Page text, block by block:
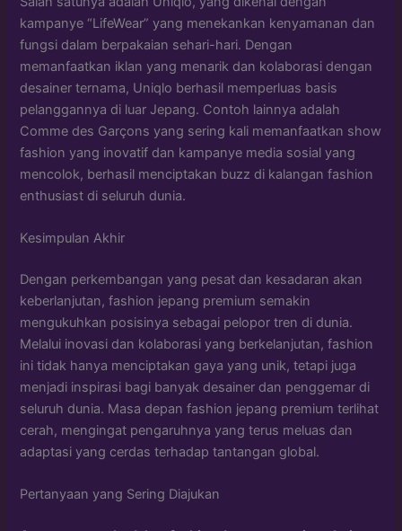
kampanye “LifeWear” yang menekankan kenyamanan dan
fungsi dalam berpakaian sehari-hari. Dengan
memanfaatkan iklan yang menarik dan kolaborasi dengan
desainer ternama, Uniqlo berhasil memperluas basis
pelanggannya di luar Jepang. Contoh lainnya adalah
Comme des Garçons yang sering kali memanfaatkan show
fashion yang inovatif dan kampanye media sosial yang
mencolok, berhasil menciptakan buzz di kalangan fashion
enthusiast di seluruh dunia.
Kesimpulan Akhir
Dengan perkembangan yang pesat dan kesadaran akan
keberlanjutan, fashion jepang premium semakin
mengukuhkan posisinya sebagai pelopor tren di dunia.
Melalui inovasi dan kolaborasi yang berkelanjutan, fashion
ini tidak hanya menciptakan gaya yang unik, tetapi juga
menjadi inspirasi bagi banyak desainer dan penggemar di
seluruh dunia. Masa depan fashion jepang premium terlihat
cerah, mengingat pengaruhnya yang terus meluas dan
adaptasi yang cerdas terhadap tantangan global.
Pertanyaan yang Sering Diajukan